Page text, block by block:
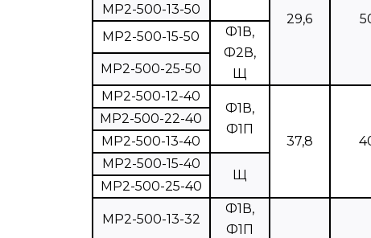
29,6
МР2-500-13-50
МР2-500-15-50
Ф1В,
Ф2В,
Щ
МР2-500-25-50
МР2-500-12-40
Ф1В,
Ф1П
37,8
MP2-500-22-40
МР2-500-13-40
МР2-500-15-40
Щ
МР2-500-25-40
МР2-500-13-32
Ф1В,
Ф1П